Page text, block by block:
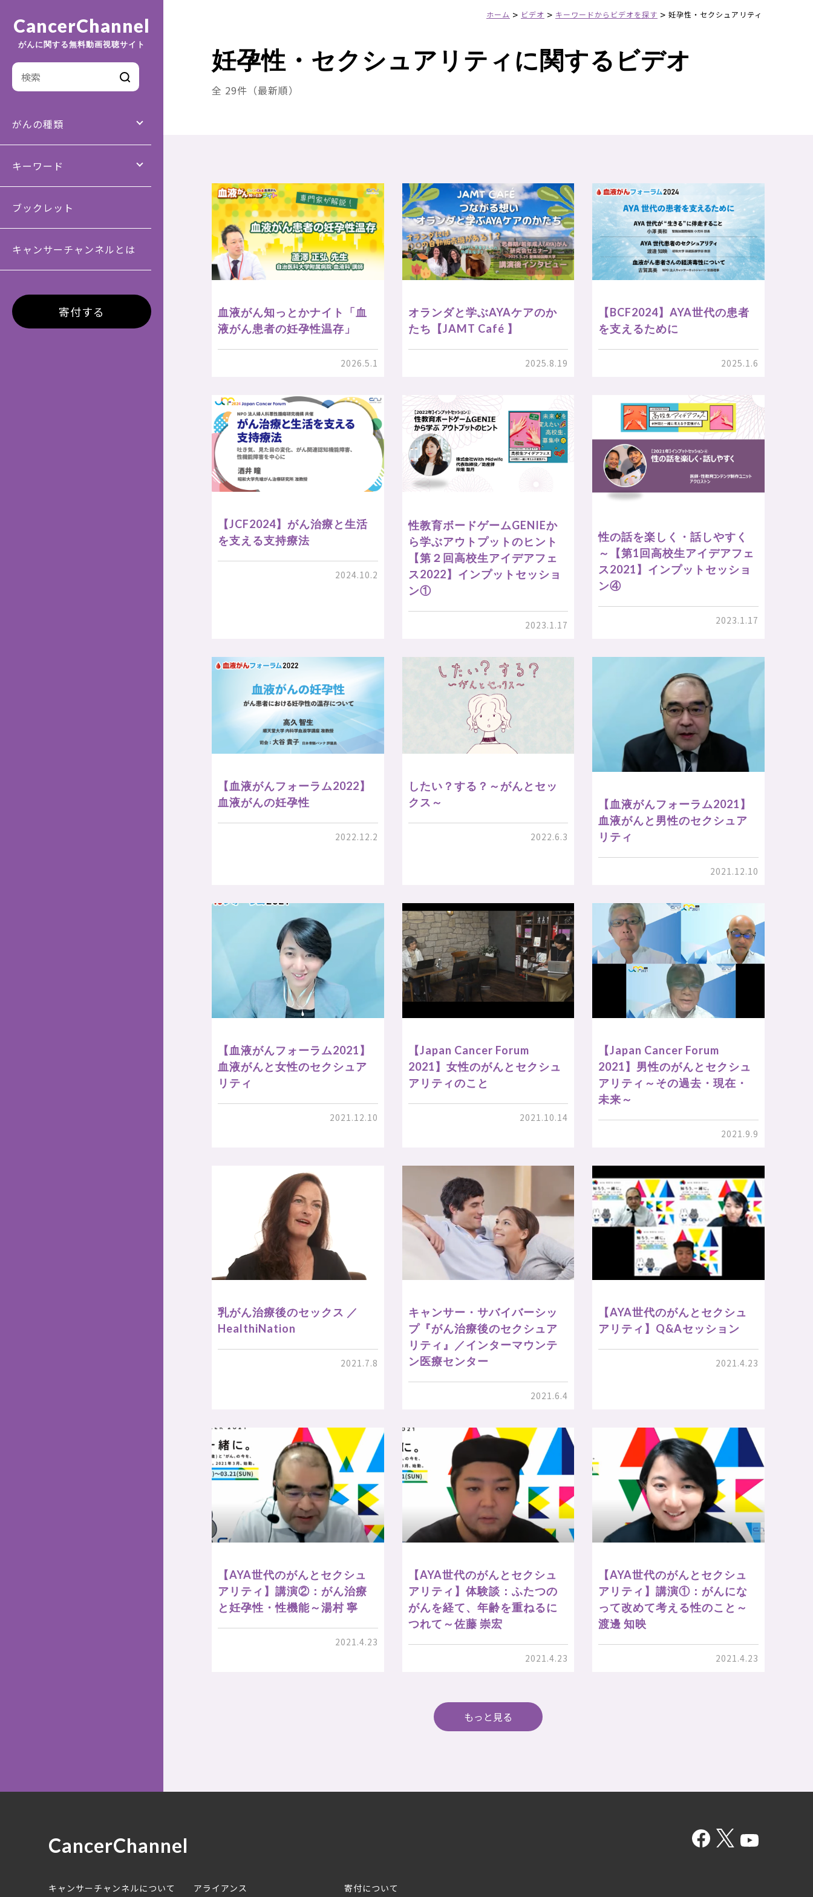
CancerChannel
がんに関する無料動画視聴サイト
がんの種類
キーワード
ブックレット
キャンサーチャンネルとは
寄付する
ホーム > ビデオ > キーワードからビデオを探す > 妊孕性・セクシュアリティ
妊孕性・セクシュアリティに関するビデオ
全 29件（最新順）
血液がん知っとかナイト「血
液がん患者の妊孕性温存」
2026.5.1
オランダと学ぶAYAケアのか
たち【JAMT Café 】
2025.8.19
【BCF2024】AYA世代の患者
を支えるために
2025.1.6
【JCF2024】がん治療と生活
を支える支持療法
2024.10.2
性教育ボードゲームGENIEか
ら学ぶアウトプットのヒント
【第２回高校生アイデアフェ
ス2022】インプットセッショ
ン①
2023.1.17
性の話を楽しく・話しやすく
～【第1回高校生アイデアフェ
ス2021】インプットセッショ
ン④
2023.1.17
【血液がんフォーラム2022】
血液がんの妊孕性
2022.12.2
したい？する？～がんとセッ
クス～
2022.6.3
【血液がんフォーラム2021】
血液がんと男性のセクシュア
リティ
2021.12.10
【血液がんフォーラム2021】
血液がんと女性のセクシュア
リティ
2021.12.10
【Japan Cancer Forum
2021】女性のがんとセクシュ
アリティのこと
2021.10.14
【Japan Cancer Forum
2021】男性のがんとセクシュ
アリティ～その過去・現在・
未来～
2021.9.9
乳がん治療後のセックス ／
HealthiNation
2021.7.8
キャンサー・サバイバーシッ
プ『がん治療後のセクシュア
リティ』／インターマウンテ
ン医療センター
2021.6.4
【AYA世代のがんとセクシュ
アリティ】Q&Aセッション
2021.4.23
【AYA世代のがんとセクシュ
アリティ】講演②：がん治療
と妊孕性・性機能～湯村 寧
2021.4.23
【AYA世代のがんとセクシュ
アリティ】体験談：ふたつの
がんを経て、年齢を重ねるに
つれて～佐藤 崇宏
2021.4.23
【AYA世代のがんとセクシュ
アリティ】講演①：がんにな
って改めて考える性のこと～
渡邊 知映
2021.4.23
もっと見る
CancerChannel
キャンサーチャンネルについて アライアンス 寄付について